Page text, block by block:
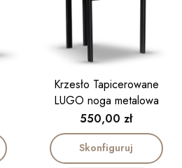
Krzesło Tapicerowane
LUGO noga metalowa
czarna
Cena
550,00 zł
Skonfiguruj